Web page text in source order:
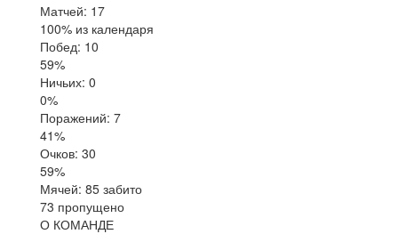
Матчей: 17
100% из календаря
Побед: 10
59%
Ничьих: 0
0%
Поражений: 7
41%
Очков: 30
59%
Мячей: 85 забито
73 пропущено
О КОМАНДЕ